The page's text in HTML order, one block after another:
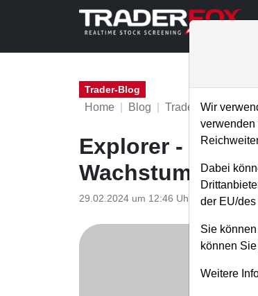
Trader-Blog
Home Blog Trader-Blog
Explorer - Diese
29.02.2024 um 12:46 Uhr A. Zehetner
Wir
verwenden
Dabei
der EU/
Sie
können
Weitere